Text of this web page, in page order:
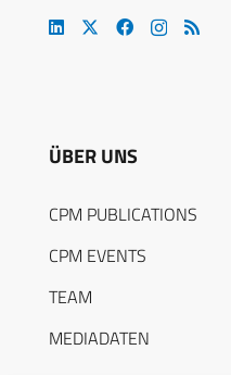
ÜBER UNS
CPM PUBLICATIONS
CPM EVENTS
TEAM
MEDIADATEN